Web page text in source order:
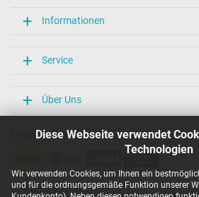
Diese Webseite verwendet
Technologien
Wir verwenden Cookies, um Ihnen ein
und für die ordnungsgemäße Funktion unserer
Informationen
Service
Über Uns
Unsere Versandarten
Unsere Zahlarten